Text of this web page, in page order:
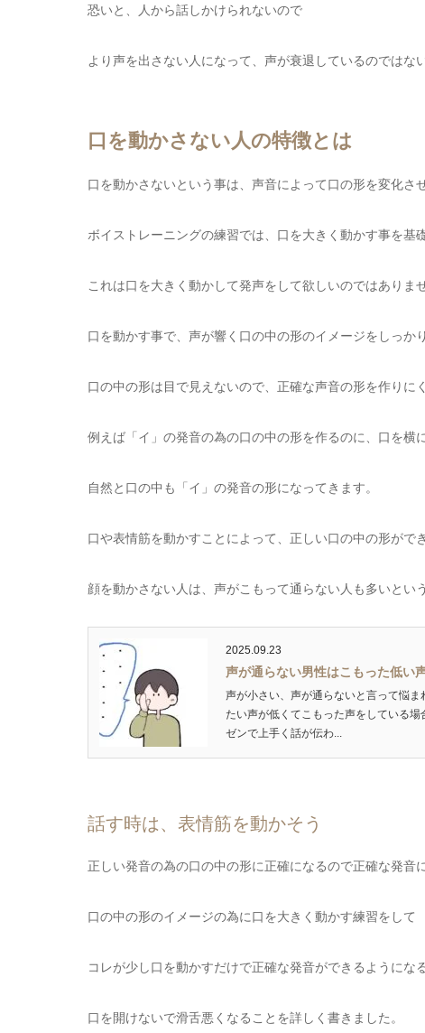
恐いと、人から話しかけられないので
より声を出さない人になって、声が衰退しているのではな
口を動かさない人の特徴とは
口を動かさないという事は、声音によって口の形を変化さ
ボイストレーニングの練習では、口を大きく動かす事を基
これは口を大きく動かして発声をして欲しいのではありませ
口を動かす事で、声が響く口の中の形のイメージをしっか
口の中の形は目で見えないので、正確な声音の形を作りに
例えば「イ」の発音の為の口の中の形を作るのに、口を横
自然と口の中も「イ」の発音の形になってきます。
口や表情筋を動かすことによって、正しい口の中の形がで
顔を動かさない人は、声がこもって通らない人も多いとい
2025.09.23
声が通らない男性はこもった低い
声が小さい、声が通らないと言って悩
たい声が低くてこもった声をしている
ゼンで上手く話が伝わ...
話す時は、表情筋を動かそう
正しい発音の為の口の中の形に正確になるので正確な発音
口の中の形のイメージの為に口を大きく動かす練習をして
コレが少し口を動かすだけで正確な発音ができるようにな
口を開けないで滑舌悪くなることを詳しく書きました。